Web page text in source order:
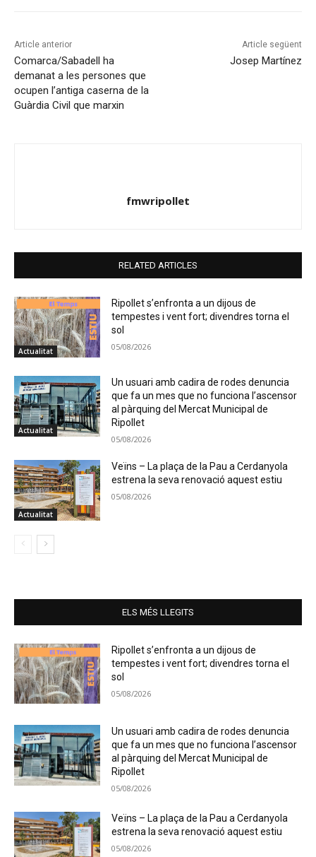
Article anterior
Comarca/Sabadell ha
demanat a les persones que
ocupen l’antiga caserna de la
Guàrdia Civil que marxin
Article següent
Josep Martínez
fmwripollet
RELATED ARTICLES
Actualitat
Ripollet s’enfronta a un dijous de
tempestes i vent fort; divendres torna el
sol
05/08/2026
Actualitat
Un usuari amb cadira de rodes denuncia
que fa un mes que no funciona l’ascensor
al pàrquing del Mercat Municipal de
Ripollet
05/08/2026
Actualitat
Veïns – La plaça de la Pau a Cerdanyola
estrena la seva renovació aquest estiu
05/08/2026
ELS MÉS LLEGITS
Ripollet s’enfronta a un dijous de
tempestes i vent fort; divendres torna el
sol
05/08/2026
Un usuari amb cadira de rodes denuncia
que fa un mes que no funciona l’ascensor
al pàrquing del Mercat Municipal de
Ripollet
05/08/2026
Veïns – La plaça de la Pau a Cerdanyola
estrena la seva renovació aquest estiu
05/08/2026